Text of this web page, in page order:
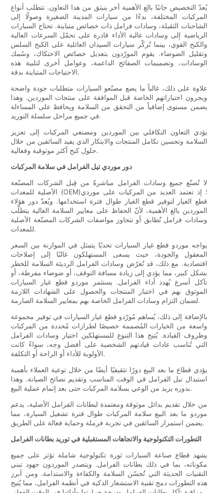
يُعدّ التخصيص جانبًا بالغ الأهمية آخر ينبثق من هذا التعاون. تتطلب أنواع
المركبات المختلفة، بدءًا من سيارات المدينة الصغيرة وصولًا إلى
الشاحنات الثقيلة، وسادات فرامل ذات خصائص متباينة. تحتاج السيارات
الرياضية إلى وسادات عالية الأداء قادرة على تحمّل السرعات العالية
والكبح القوي، بينما تُركّز سيارات السيدان العائلية على الكبح السلس
وتقليل الضوضاء. يقوم المورّدون بتعديل خصائص الاحتكاك، وسُمك
الوسادات، وتصميمات الصفائح الداعمة، وعوامل أخرى لتلبية هذه
الاحتياجات المتباينة بدقة.
علاوة على ذلك، غالباً ما يضع مصنّعو السيارات متطلبات جودة واضحة
ويجرون اختباراتهم الخاصة قبل الموافقة على منتجات الموردين. وهذا
يضمن مستوى إضافياً من التحقق من السلامة ويحافظ على المساءلة
في جميع مراحل سلسلة التوريد.
يؤدي التعاون التكافلي بين الموردين ومصنعي المركبات إلى تعزيز
السلامة وتحسين تكامل المنتجات والابتكار الذي يفيد السائقين من خلال
حلول كبح أكثر موثوقية وفعالية.
دور موردي تيل الفرامل في سلامة المركبات
لا تُصنّع جميع وسادات الفرامل مباشرةً من قِبل الشركات المصنّعة
الأصلية للمعدات (OEM)؛ إذ تعتمد العديد من المركبات على موردي
قطع الغيار لتوفير قطع الغيار طوال فترة استخدامها. ويُعدّ دور هؤلاء
الموردين بالغ الأهمية، لأنّ الحفاظ على معايير السلامة العالية يتطلّب
وسادات فرامل تُطابق أو تتجاوز مواصفات الشركات المصنّعة الأصلية
للمعدات.
يواجه موردو قطع غيار السيارات تحديًا يتمثل في الموازنة بين السعر
المعقول والجودة، حيث يسعى المستهلكون غالبًا إلى إصلاحات
اقتصادية. مع ذلك، قد تُعرّض وسادات الفرامل الرديئة السلامة للخطر
بشكل كبير، مما يؤدي إلى زيادة مسافة التوقف، أو ضوضاء مفرطة، أو
تآكل أسرع يُهدد أداء الفرامل. يستثمر موردو قطع غيار السيارات
الموثوق بهم في اختبار المنتجات والحصول على الشهادات اللازمة
لضمان التزام وسادات الفرامل الخاصة بهم بمعايير السلامة الصارمة.
بالإضافة إلى ذلك، يُساهم مُورّدو قطع غيار السيارات في توفير مجموعة
واسعة من الخيارات المُصممة خصيصًا لطرازات مُحددة من المركبات
وظروف القيادة. يُتيح هذا التنوع للمستهلكين اختيار وسادات الفرامل
التي تُناسب عادات قيادتهم الشخصية على أفضل وجه، سواءً كانت
الأولوية للأداء أو الراحة أو التكلفة.
يؤدي قطاع ما بعد البيع دورًا تثقيفيًا أيضًا من خلال توعية العملاء بأهمية
استبدال تيل الفرامل في الوقت المناسب وتقديم نصائح الصيانة. وهذا
بدوره يزيد من الوعي بسلامة المركبات حتى بعد إتمام عملية البيع.
من خلال تقديم بدائل موثوقة ومعتمدة لبطانات الفرامل الأصلية، يدعم
موردو ما بعد البيع سلامة المركبات طوال فترة تشغيل السيارة، مما
يضمن استمرار السائقين في تجربة فرملة وحماية فعالة على الطريق.
التطورات التكنولوجية والاتجاهات المستقبلية في توريد بطانات الفرامل
يشهد قطاع صناعة السيارات ثورة تكنولوجية شاملة تؤثر على جميع
مكوناته، بما في ذلك بطانات الفرامل. ويتصدر الموردون جهود تبني
التقنيات الحديثة التي تُحسّن السلامة والكفاءة والاستدامة. ومن أبرز
هذه التطورات دمج تقنية الاستشعار الذكية في أنظمة الفرامل، مما يُتيح